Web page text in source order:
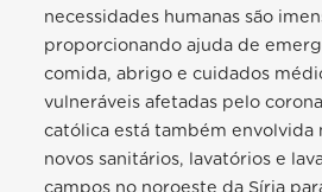
necessidades humanas são
proporcionando ajuda de
comida, abrigo e cuidados
vulneráveis afetadas pelo
católica está também envolvida
novos sanitários, lavatórios e
campos no noroeste da Síria